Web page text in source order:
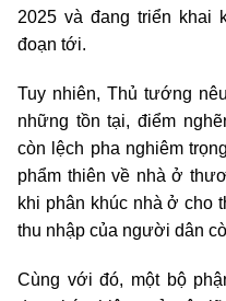
2025 và đang triển
đoạn tới.
Tuy nhiên, Thủ tướng
những tồn tại, điểm
còn lệch pha nghiêm
phẩm thiên về nhà ở
khi phân khúc nhà ở cho
thu nhập của người dân
Cùng với đó, một bộ